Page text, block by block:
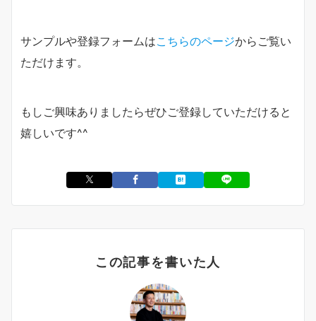
サンプルや登録フォームはこちらのページからご覧い
ただけます。
もしご興味ありましたらぜひご登録していただけると
嬉しいです^^
この記事を書いた人